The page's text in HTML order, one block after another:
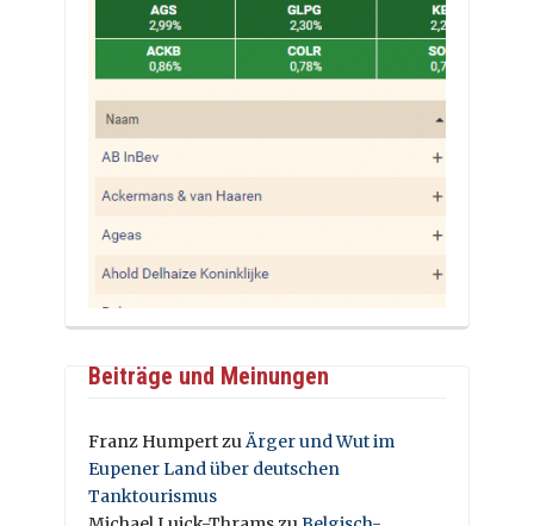
Beiträge und Meinungen
Franz HumpertzuÄrger und Wut im
Eupener Land über deutschen
Tanktourismus